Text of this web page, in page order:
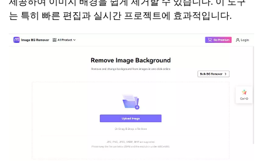
는 특히 빠른 편집과 실시간 프로젝트에 효과적입니다.